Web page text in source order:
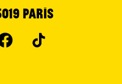
Paris